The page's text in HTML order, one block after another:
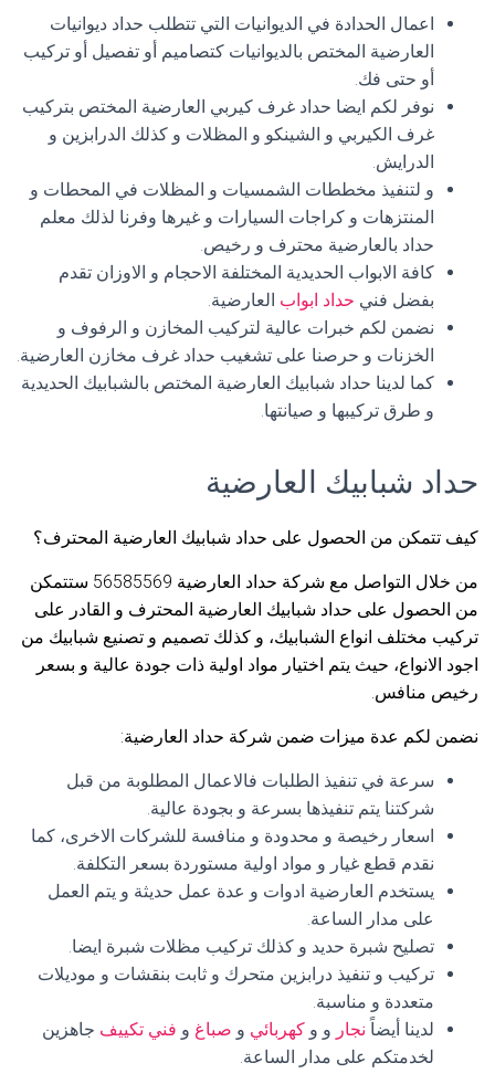
اعمال الحدادة في الديوانيات التي تتطلب حداد ديوانيات
العارضية المختص بالديوانيات كتصاميم أو تفصيل أو تركيب
أو حتى فك.
نوفر لكم ايضا حداد غرف كيربي العارضية المختص بتركيب
غرف الكيربي و الشينكو و المظلات و كذلك الدرابزين و
الدرايش.
و لتنفيذ مخططات الشمسيات و المظلات في المحطات و
المنتزهات و كراجات السيارات و غيرها وفرنا لذلك معلم
حداد بالعارضية محترف و رخيص.
كافة الابواب الحديدية المختلفة الاحجام و الاوزان تقدم
بفضل فني حداد ابواب العارضية.
نضمن لكم خبرات عالية لتركيب المخازن و الرفوف و
الخزنات و حرصنا على تشغيب حداد غرف مخازن العارضية.
كما لدينا حداد شبابيك العارضية المختص بالشبابيك الحديدية
و طرق تركيبها و صيانتها.
حداد شبابيك العارضية
كيف تتمكن من الحصول على حداد شبابيك العارضية المحترف؟
من خلال التواصل مع شركة حداد العارضية 56585569 ستتمكن
من الحصول على حداد شبابيك العارضية المحترف و القادر على
تركيب مختلف انواع الشبابيك، و كذلك تصميم و تصنيع شبابيك من
اجود الانواع، حيث يتم اختيار مواد اولية ذات جودة عالية و بسعر
رخيص منافس.
نضمن لكم عدة ميزات ضمن شركة حداد العارضية:
سرعة في تنفيذ الطلبات فالاعمال المطلوبة من قبل
شركتنا يتم تنفيذها بسرعة و بجودة عالية.
اسعار رخيصة و محدودة و منافسة للشركات الاخرى، كما
نقدم قطع غيار و مواد اولية مستوردة بسعر التكلفة.
يستخدم العارضية ادوات و عدة عمل حديثة و يتم العمل
على مدار الساعة.
تصليح شبرة حديد و كذلك تركيب مظلات شبرة ايضا.
تركيب و تنفيذ درابزين متحرك و ثابت بنقشات و موديلات
متعددة و مناسبة.
لدينا أيضاً نجار و و كهربائي و صباغ و فني تكييف جاهزين
لخدمتكم على مدار الساعة.